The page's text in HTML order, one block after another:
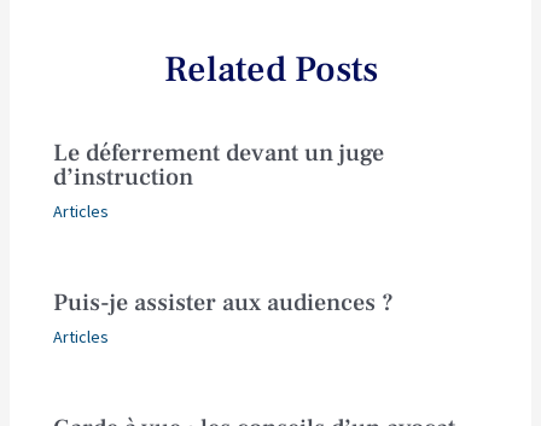
Related Posts
Le déferrement devant un juge
d’instruction
Articles
Puis-je assister aux audiences ?
Articles